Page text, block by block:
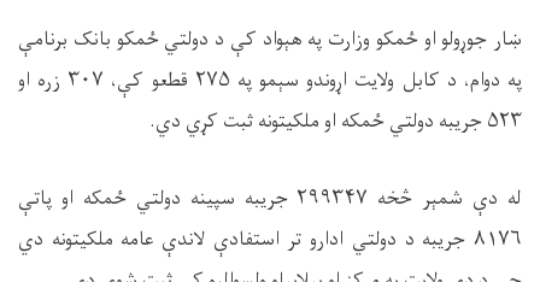
ښار جوړولو او ځمکو وزارت په هېواد کې د دولتي ځمکو بانک برنامې
په دوام، د کابل ولایت اړوندو سېمو په ۲۷۵ قطعو کې، ۳۰۷ زره او
۵۲۳ جریبه دولتي ځمکه او ملکیتونه ثبت کړي دي.
له دې شمېر څخه ۲۹۹۳۴۷ جریبه سپينه دولتي ځمکه او پاتې
۸۱۷۶ جریبه د دولتي ادارو تر استفادې لاندې عامه ملکیتونه دي